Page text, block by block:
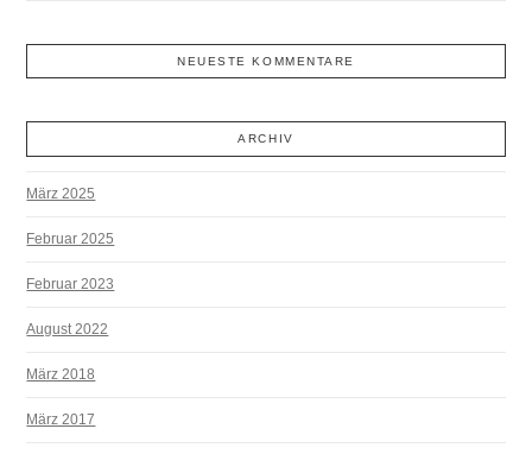
NEUESTE KOMMENTARE
ARCHIV
März 2025
Februar 2025
Februar 2023
August 2022
März 2018
März 2017